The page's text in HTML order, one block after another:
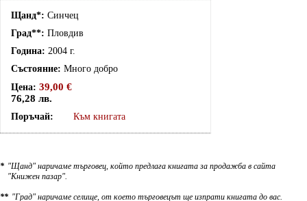
Синчец
Пловдив
2004 г.
Много добро
39,00 €
76,28 лв.
Към книгата
* "Щанд" наричаме търговец, който предлага книгата за продажба в сайта
"Книжен пазар".
** "Град" наричаме селище, от което търговецът ще изпрати книгата до вас.